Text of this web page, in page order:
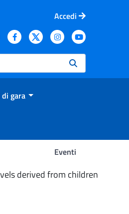
Accedi
gara
Eventi
derived from children